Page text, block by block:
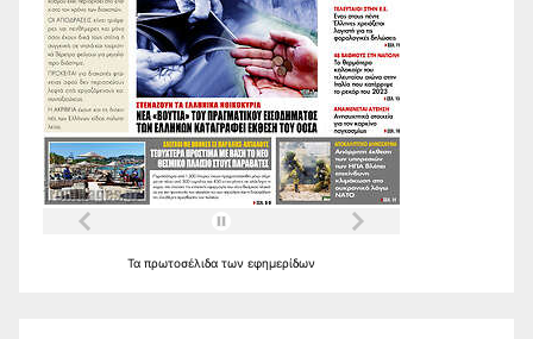
Τα πρωτοσέλιδα των εφημερίδων